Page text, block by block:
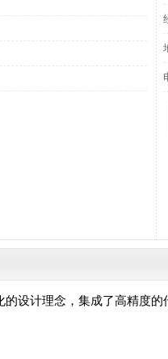
设计理念，集成了高精度的